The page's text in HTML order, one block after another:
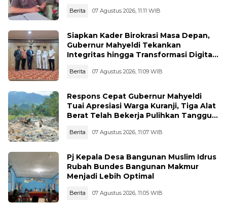
Berita 07 Agustus 2026, 11:11 WIB
Siapkan Kader Birokrasi Masa Depan,
Gubernur Mahyeldi Tekankan
Integritas hingga Transformasi Digital
Berita 07 Agustus 2026, 11:09 WIB
Respons Cepat Gubernur Mahyeldi
Tuai Apresiasi Warga Kuranji, Tiga Alat
Berat Telah Bekerja Pulihkan Tanggul
Berita 07 Agustus 2026, 11:07 WIB
Pj Kepala Desa Bangunan Muslim Idrus
Rubah Bundes Bangunan Makmur
Menjadi Lebih Optimal
Berita 07 Agustus 2026, 11:05 WIB